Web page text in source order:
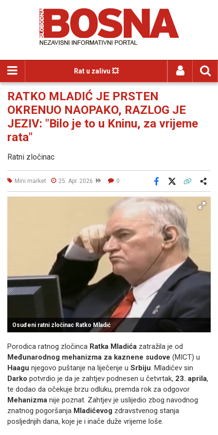
Rat u zalivu 💥
RATKO MLADIĆ JE PRSTEN
OKRENUO NAOPAKO, RAZLOG JE
JEZIV: "Bilo je to u Kninu, za vrijeme
rata"
Ratni zločinac
Mini market 25. Apr. 2026 0
Facebook
Osuđeni ratni zločinac Ratko Mladić
Porodica ratnog zločinca Ratka Mladića zatražila je od
Međunarodnog mehanizma za kaznene sudove (MICT) u
Haagu njegovo puštanje na liječenje u Srbiju. Mladićev sin
Darko potvrdio je da je zahtjev podnesen u četvrtak, 23. aprila,
te dodao da očekuje brzu odluku, premda rok za odgovor
Mehanizma nije poznat. Zahtjev je uslijedio zbog navodnog
znatnog pogoršanja Mladićevog zdravstvenog stanja
posljednjih dana, koje je i inače duže vrijeme loše.